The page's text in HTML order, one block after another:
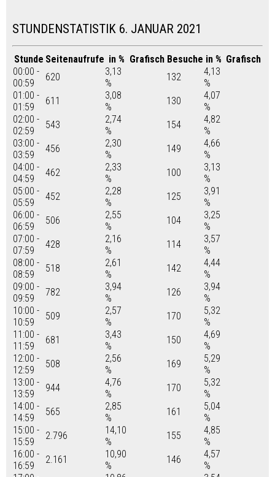
STUNDENSTATISTIK 6. JANUAR 2021
Stunde Seitenaufrufe in % Grafisch Besuche in % Grafisch
00:00 -
00:59
620
3,13
%
132
4,13
%
01:00 -
01:59
611
3,08
%
130
4,07
%
02:00 -
02:59
543
2,74
%
154
4,82
%
03:00 -
03:59
456
2,30
%
149
4,66
%
04:00 -
04:59
462
2,33
%
100
3,13
%
05:00 -
05:59
452
2,28
%
125
3,91
%
06:00 -
06:59
506
2,55
%
104
3,25
%
07:00 -
07:59
428
2,16
%
114
3,57
%
08:00 -
08:59
518
2,61
%
142
4,44
%
09:00 -
09:59
782
3,94
%
126
3,94
%
10:00 -
10:59
509
2,57
%
170
5,32
%
11:00 -
11:59
681
3,43
%
150
4,69
%
12:00 -
12:59
508
2,56
%
169
5,29
%
13:00 -
13:59
944
4,76
%
170
5,32
%
14:00 -
14:59
565
2,85
%
161
5,04
%
15:00 -
15:59
2.796
14,10
%
155
4,85
%
16:00 -
16:59
2.161
10,90
%
146
4,57
%